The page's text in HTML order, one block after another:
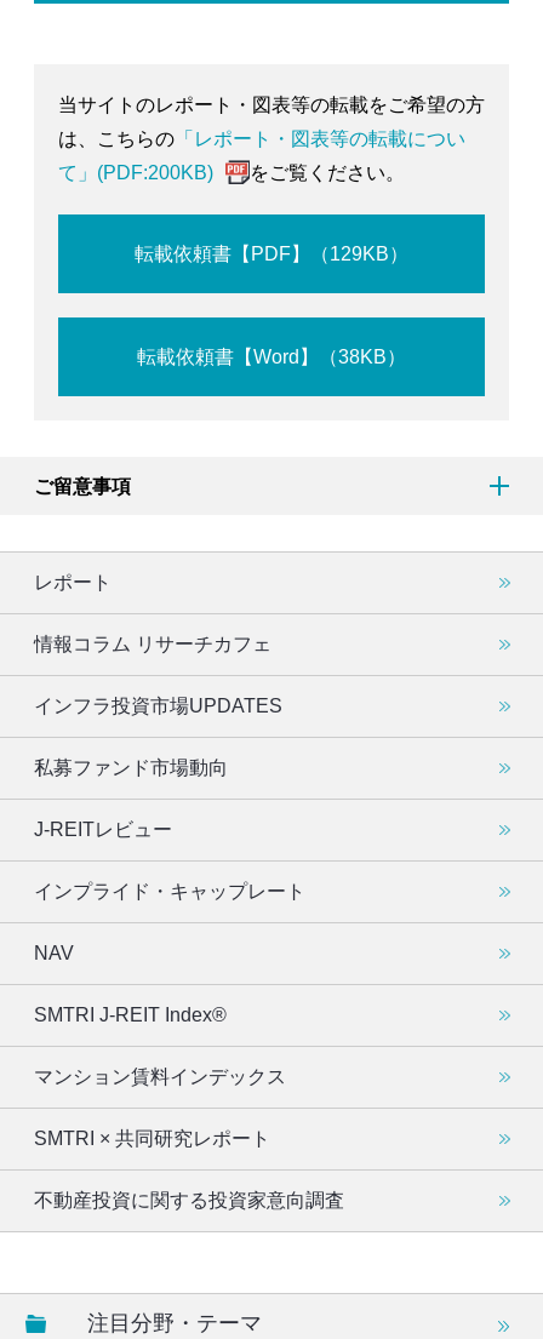
当サイトのレポート・図表等の転載をご希望の方
は、こちらの 「レポート・図表等の転載につい
て」(PDF:200KB)
をご覧ください。
転載依頼書【PDF】（129KB）
転載依頼書【Word】（38KB）
ご留意事項
レポート
情報コラム リサーチカフェ
インフラ投資市場UPDATES
私募ファンド市場動向
J-REITレビュー
インプライド・キャップレート
NAV
SMTRI J-REIT Index®
マンション賃料インデックス
SMTRI × 共同研究レポート
不動産投資に関する投資家意向調査
注目分野・テーマ